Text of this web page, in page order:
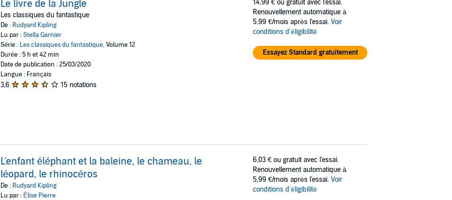
Le livre de la Jungle
Les classiques du fantastique
De : Rudyard Kipling
Lu par :Stella Garnier
Série : Les classiques du fantastique, Volume 12
Durée : 5 h et 42 min
Date de publication : 25/03/2020
Langue : Français
3,6 15 notations
14,99 € ou gratuit avec l'essai.
Renouvellement automatique à
5,99 €/mois après l'essai. Voir
conditions d'éligibilité
Essayez Standard gratuitement
L'enfant éléphant et la baleine, le chameau, le
léopard, le rhinocéros
De : Rudyard Kipling
Lu par : Élise Pierre
6,03 € ou gratuit avec l'essai.
Renouvellement automatique à
5,99 €/mois après l'essai. Voir
conditions d'éligibilité